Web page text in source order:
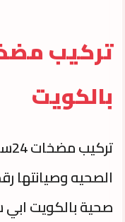
تركيب
بالكويت
الصحيه وصيانتها
صحية بالكويت